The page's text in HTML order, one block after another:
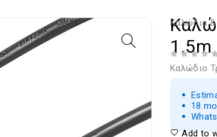
Καλώδια
1.5m
Καλώδιο
18
Add to